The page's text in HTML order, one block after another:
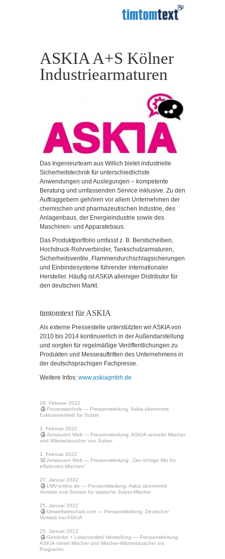
ASKIA A+S Kölner
Industriearmaturen
Das Ingenieurteam aus Willich bietet industrielle
Sicherheitstechnik für unterschiedlichste
Anwendungen und Auslegungen – kompetente
Beratung und umfassenden Service inklusive. Zu den
Auftraggebern gehören vor allem Unternehmen der
chemischen und pharmazeutischen Industrie, des
Anlagenbaus, der Energieindustrie sowie des
Maschinen- und Apparatebaus.
Das Produktportfolio umfasst z. B. Berstscheiben,
Hochdruck-Rohrverbinder, Tankschutzarmaturen,
Sicherheitsventile, Flammendurchschlagsicherungen
und Einbindesysteme führender internationaler
Hersteller. Häufig ist ASKIA alleiniger Distributor für
den deutschen Markt.
timtomtext für ASKIA
Als externe Pressestelle unterstützten wir ASKIA von
2010 bis 2014 kontinuierlich in der Außendarstellung
und sorgten für regelmäßige Veröffentlichungen zu
Produkten und Messeauftritten des Unternehmens in
der deutschsprachigen Fachpresse.
Weitere Infos: www.askiagmbh.de
28. Februar 2022
Prozesstechnik — Pressemitteilung: Askia übernimmt
Exklusivvertrieb für Sulzer
3. Februar 2022
Armaturen Welt — Pressemitteilung: ASKIA vertreibt Mischer
und Wärmetauscher von Sulzer
1. Februar 2022
Armaturen Welt — Pressemitteilung: „Der richtige Mix für
effizientes Mischen“
27. Januar 2022
LMV-online.de — Pressemitteilung: Askia übernimmt
Vertrieb und Service für statische Sulzer-Mischer
25. Januar 2022
Umweltwirtschaft.com — Pressemitteilung: Deutscher
Vertrieb bei ASKIA
25. Januar 2022
Getränke + Lebensmittel Herstellung — Pressemitteilung:
ASKIA nimmt Mischer und Mischer-Wärmetauscher ins
Programm